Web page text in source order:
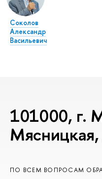
Соколов
Александр
Васильевич
101000, г.
ПО ВСЕМ ВОПРОСАМ